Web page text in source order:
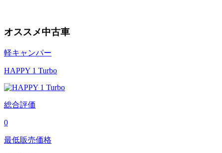
オススメ中古車
軽キャンパー
HAPPY 1 Turbo
総合評価
0
最低販売価格